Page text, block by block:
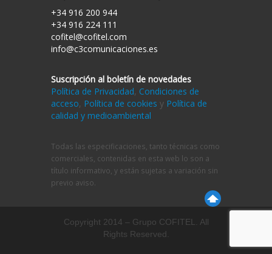
+34 916 200 944
+34 916 224 111
cofitel@cofitel.com
info@c3comunicaciones.es
Suscripción al boletín de novedades
Política de Privacidad, Condiciones de
acceso, Política de cookies y Política de
calidad y medioambiental
Todas las especificaciones, tanto técnicas como
comerciales, contenidas en esta web lo son a
título informativo, y están sujetas a variación sin
previo aviso.
Copyright 2014 – Grupo COFITEL. All
Rights Reserved.